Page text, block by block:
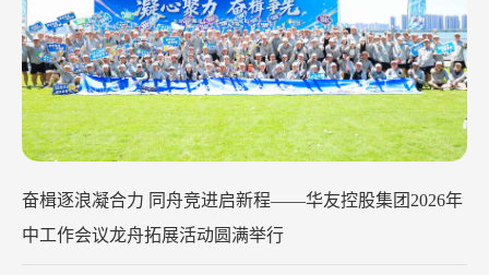
华友钴业2026年中工作会议在苏州召开